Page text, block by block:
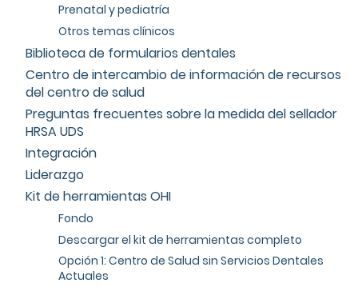
Prenatal y pediatría
Otros temas clínicos
Biblioteca de formularios dentales
Centro de intercambio de información de recursos
del centro de salud
Preguntas frecuentes sobre la medida del sellador
HRSA UDS
Integración
Liderazgo
Kit de herramientas OHI
Fondo
Descargar el kit de herramientas completo
Opción 1: Centro de Salud sin Servicios Dentales
Actuales